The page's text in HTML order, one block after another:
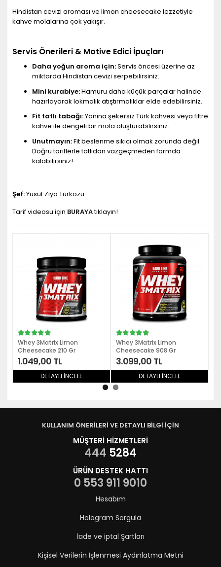
Hindistan cevizi aroması ve limon cheesecake lezzetiyle
kahve molalarına çok yakışır.
Servis Önerileri & Motive Edici İpuçları
Daha yoğun aroma için:Servis öncesi üzerine az
miktarda Hindistan cevizi serpebilirsiniz.
Mini kurabiye:Hamuru daha küçük parçalar halinde
hazırlayarak lokmalık atıştırmalıklar elde edebilirsiniz.
Fit tatlı tabağı:Yanına şekersiz Türk kahvesi veya filtre
kahve ile dengeli bir mola oluşturabilirsiniz.
Unutmayın:Fit beslenme sıkıcı olmak zorunda değil.
Doğru tariflerle tatlıdan vazgeçmeden formda
kalabilirsiniz!
Şef:Yusuf Ziya Türközü
Tarif videosu için BURAYAtıklayın!
Whey 3Matrix Limon
Cheesecake 210 Gr
1.049,00 TL
DETAYLI İNCELE
Whey 3Matrix Limon
Cheesecake 908 Gr
3.099,00 TL
DETAYLI İNCELE
KULLANIM ÖNERİLERİ VE DETAYLI BİLGİ İÇİN
MÜŞTERİ HİZMETLERİ
444 5284
ÜRÜN DESTEK HATTI
0 553 911 9010
Hesabım
Hologram Sorgula
İade ve iptal Şartları
Kişisel Verilerin İşlenmesi Aydınlatma Metni